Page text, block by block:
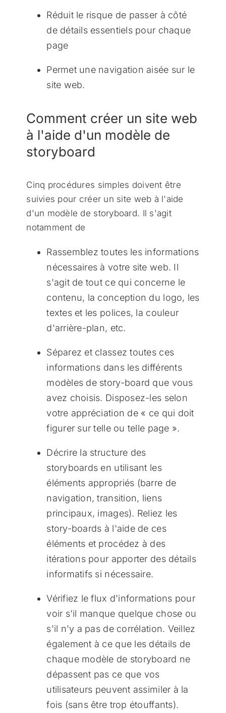
Réduit le risque de passer à côté
de détails essentiels pour chaque
page
Permet une navigation aisée sur le
site web.
Comment créer un site web
à l'aide d'un modèle de
storyboard
Cinq procédures simples doivent être
suivies pour créer un site web à l'aide
d'un modèle de storyboard. Il s'agit
notamment de
Rassemblez toutes les informations
nécessaires à votre site web. Il
s'agit de tout ce qui concerne le
contenu, la conception du logo, les
textes et les polices, la couleur
d'arrière-plan, etc.
Séparez et classez toutes ces
informations dans les différents
modèles de story-board que vous
avez choisis. Disposez-les selon
votre appréciation de « ce qui doit
figurer sur telle ou telle page ».
Décrire la structure des
storyboards en utilisant les
éléments appropriés (barre de
navigation, transition, liens
principaux, images). Reliez les
story-boards à l'aide de ces
éléments et procédez à des
itérations pour apporter des détails
informatifs si nécessaire.
Vérifiez le flux d'informations pour
voir s'il manque quelque chose ou
s'il n'y a pas de corrélation. Veillez
également à ce que les détails de
chaque modèle de storyboard ne
dépassent pas ce que vos
utilisateurs peuvent assimiler à la
fois (sans être trop étouffants).